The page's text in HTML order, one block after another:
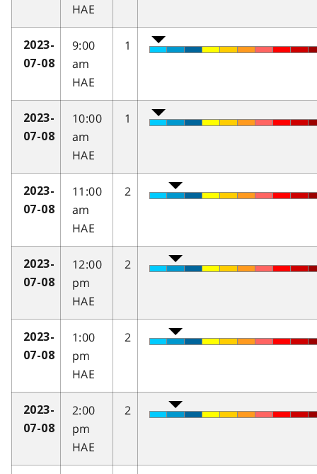
HAE
2023-
07-08
9:00
am
HAE
1
2023-
07-08
10:00
am
HAE
1
2023-
07-08
11:00
am
HAE
2
2023-
07-08
12:00
pm
HAE
2
2023-
07-08
1:00
pm
HAE
2
2023-
07-08
2:00
pm
HAE
2